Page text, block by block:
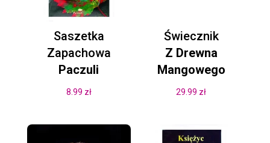
Saszetka
Zapachowa
Paczuli
8.99 zł
Świecznik
Z Drewna
Mangowego
29.99 zł